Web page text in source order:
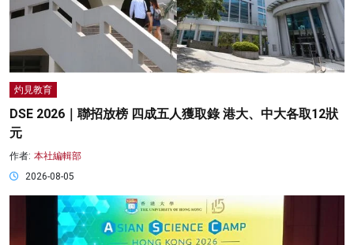
灼見教育
DSE 2026｜聯招放榜 四成五人獲取錄 港大、中大各取12狀
元
作者: 本社編輯部
2026-08-05